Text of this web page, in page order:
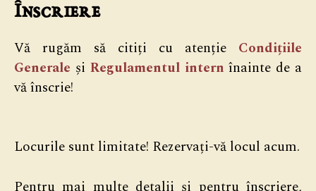
Înscriere
Vă rugăm să citiți cu atenție Condițiile
Generale și Regulamentul intern înainte de a
vă înscrie!
Locurile sunt limitate! Rezervați-vă locul acum.